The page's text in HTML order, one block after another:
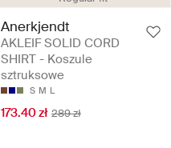
Anerkjendt
AKLEIF SOLID CORD
SHIRT - Koszule
sztruksowe
S M L
173.40 zł 289 zł